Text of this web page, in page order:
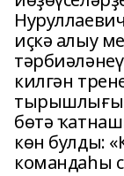
иҫкә алыу
килгән
тырышлығы
бөтә
көн булды:
командаһы